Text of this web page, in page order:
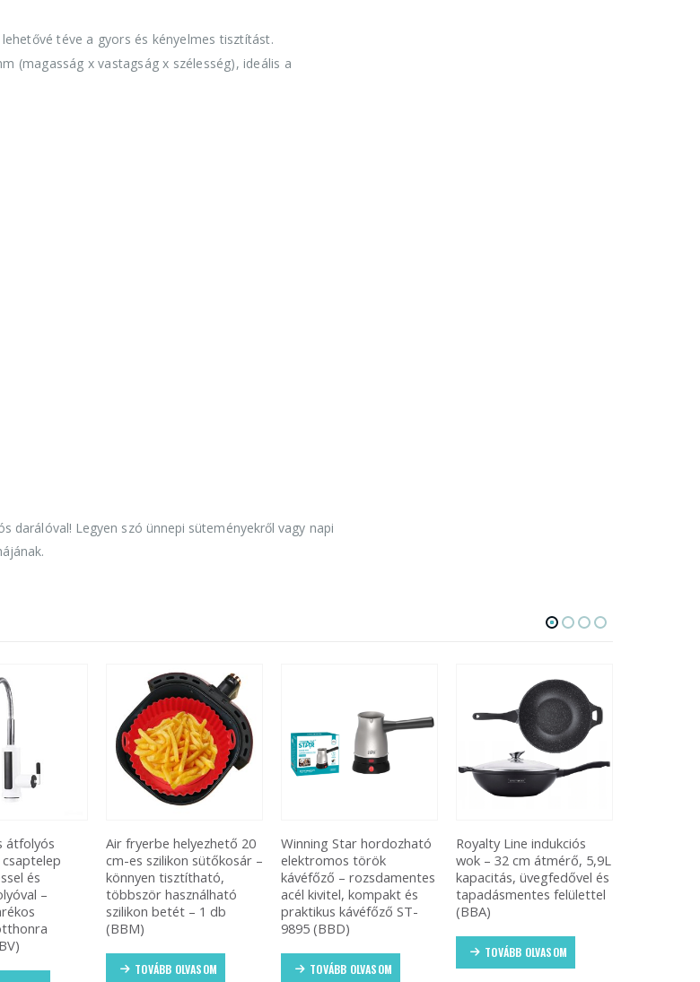
téve a gyors és kényelmes tisztítást.
(magasság x vastagság x szélesség), ideális a
darálóval! Legyen szó ünnepi süteményekről vagy napi
20
sütőkosár –
– 1 db
Winning Star hordozható
elektromos török
kávéfőző – rozsdamentes
acél kivitel, kompakt és
praktikus kávéfőző ST-
9895 (BBD)
TOVÁBB OLVASOM
Royalty Line indukciós
wok – 32 cm átmérő, 5,9L
kapacitás, üvegfedővel és
tapadásmentes felülettel
(BBA)
TOVÁBB OLVASOM
Rácsos
süteményszaggató forma
– tésztakiszúró rács
(BBKM)
TOVÁBB OLVASOM